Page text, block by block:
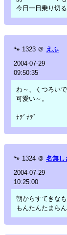
今日一日乗り切
🐾 1323 ＠ えふ
2004-07-29
09:50:35
わ～、くつろいで
可愛い～。
ﾅﾃﾞﾅﾃﾞ
🐾 1324 ＠ 名無し
2004-07-29
10:25:00
朝からすてきな
もんたんたまら